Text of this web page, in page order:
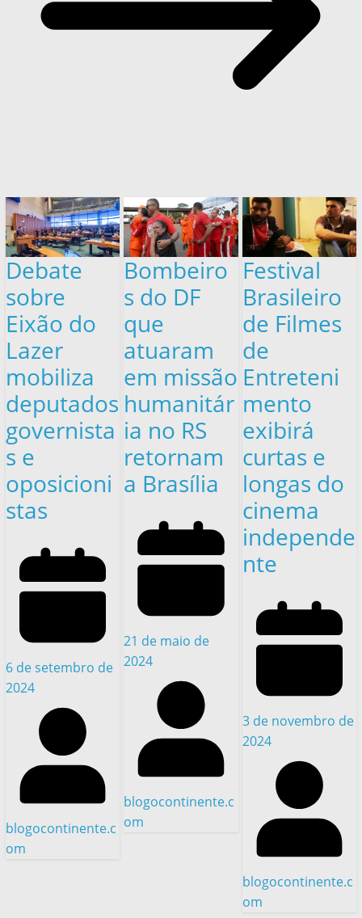
Debate
sobre
Eixão do
Lazer
mobiliza
deputados
governista
s e
oposicioni
stas
6 de setembro de
2024
blogocontinente.c
om
Bombeiro
s do DF
que
atuaram
em missão
humanitár
ia no RS
retornam
a Brasília
21 de maio de
2024
blogocontinente.c
om
Festival
Brasileiro
de Filmes
de
Entreteni
mento
exibirá
curtas e
longas do
cinema
independe
nte
3 de novembro de
2024
blogocontinente.c
om